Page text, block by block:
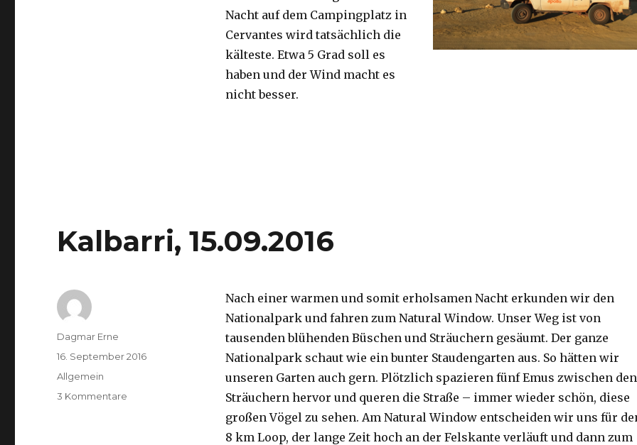
Nacht auf dem Campingplatz in
Cervantes wird tatsächlich die
kälteste. Etwa 5 Grad soll es
haben und der Wind macht es
nicht besser.
Kalbarri, 15.09.2016
Nach einer warmen und somit erholsamen Nacht erkunden wir den
Nationalpark und fahren zum Natural Window. Unser Weg ist von
tausenden blühenden Büschen und Sträuchern gesäumt. Der ganze
Nationalpark schaut wie ein bunter Staudengarten aus. So hätten wir
unseren Garten auch gern. Plötzlich spazieren fünf Emus zwischen den
Sträuchern hervor und queren die Straße – immer wieder schön, diese
großen Vögel zu sehen. Am Natural Window entscheiden wir uns für
8 km Loop, der lange Zeit hoch an der Felskante verläuft und dann zum
Autor
Dagmar Erne
Veröffentlicht
am
16. September 2016
Kategorien
Allgemein
3 Kommentare